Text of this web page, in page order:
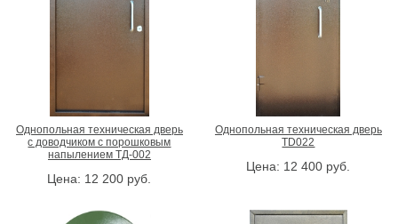
Однопольная техническая дверь
с доводчиком с порошковым
напылением ТД-002
Цена: 12 200 руб.
Однопольная техническая дверь
TD022
Цена: 12 400 руб.